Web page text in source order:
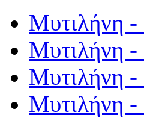
Μυτιλήνη
Μυτιλήνη -
Μυτιλήνη
Μυτιλήνη